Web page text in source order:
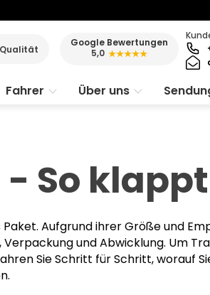
Google Bewertungen
5,0 ★★★★★
Fahrer Über uns
So
Aufgrund ihrer Größe und
und Abwicklung. Um
Sie Schritt für Schritt, worauf